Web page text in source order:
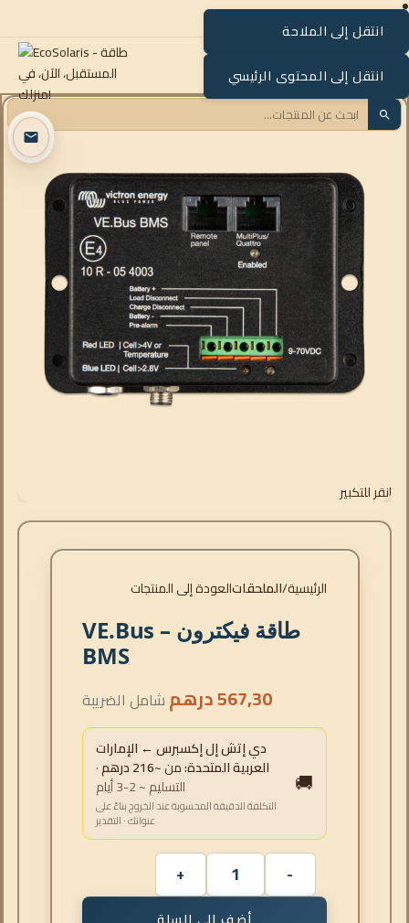
انتقل إلى الملاحة
انتقل إلى المحتوى الرئيسي
انقر للتكبير
الرئيسية الملحقاتالعودة إلى المنتجات
طاقة فيكترون – VE.Bus
BMS
567,30درهم شامل الضريبة
🚚
دي إتش إل إكسبرس ← الإمارات
العربية المتحدة:من~216 درهم
·
التسليم ~ 2-3 أيام
التكلفة الدقيقة المحسوبة عند الخروج بناءً على
عنوانك · التقدير